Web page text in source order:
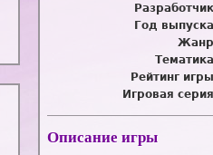
Год
Рейтинг
Игровая
Описание игры